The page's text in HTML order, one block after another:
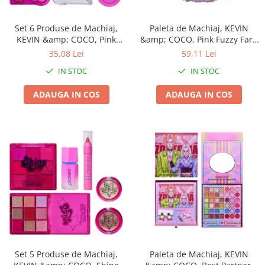
Chiuvete bucatarie compozit
Coloane de dus
Tapet 3D Autoadeziv
Climatizare si echipamente de
Echipamente pt incalzire
Panouri solare
Paturi electrice cu incalzire
Sobe pe lemne
Umidificatoare
Ventilatoare
Kit-uri siguranta auto
Set 6 Produse de Machiaj,
KEVIN &amp; COCO, Pink
Bear, 16.2 x 16 x 2.5 cm
35,08 Lei
IN STOC
ADAUGA IN COS
Paleta de Machiaj, KEVIN
&amp; COCO, Pink Fuzzy Fard
de Pleoape,12 culori, 15 x 10.5
59,11 Lei
IN STOC
ADAUGA IN COS
Set 5 Produse de Machiaj,
Paleta de Machiaj, KEVIN